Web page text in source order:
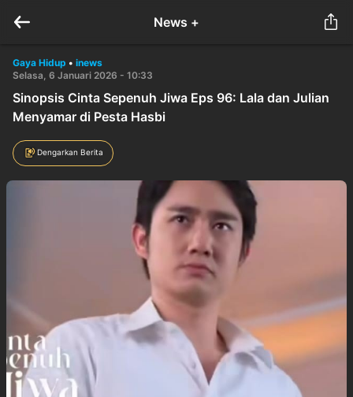
News +
Gaya Hidup • inews
Selasa, 6 Januari 2026 - 10:33
Sinopsis Cinta Sepenuh Jiwa Eps 96: Lala dan Julian
Menyamar di Pesta Hasbi
Dengarkan Berita